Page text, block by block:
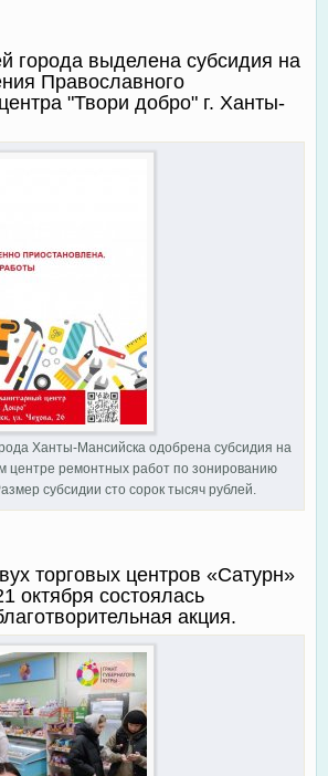
города выделена субсидия на
Православного
"Твори добро" г. Ханты-
Ханты-Мансийска одобрена субсидия на
центре ремонтных работ по зонированию
субсидии сто сорок тысяч рублей.
Мансийска
торговых центров «Сатурн»
октября состоялась
акция.